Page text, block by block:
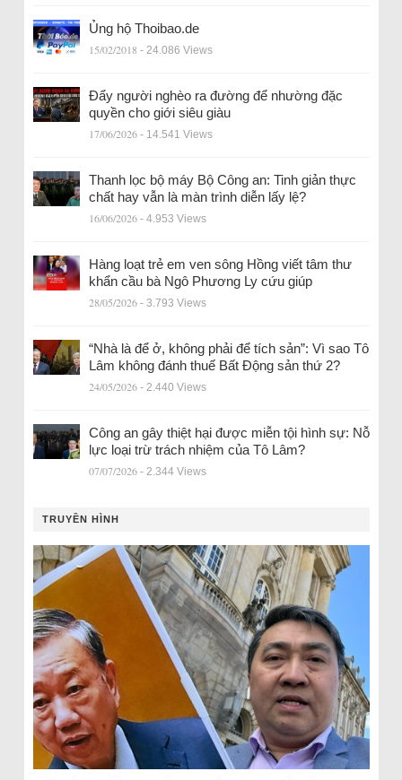
Ủng hộ Thoibao.de
15/02/2018 - 24.086 Views
Đẩy người nghèo ra đường để nhường đặc
quyền cho giới siêu giàu
17/06/2026 - 14.541 Views
Thanh lọc bộ máy Bộ Công an: Tinh giản thực
chất hay vẫn là màn trình diễn lấy lệ?
16/06/2026 - 4.953 Views
Hàng loạt trẻ em ven sông Hồng viết tâm thư
khẩn cầu bà Ngô Phương Ly cứu giúp
28/05/2026 - 3.793 Views
“Nhà là để ở, không phải để tích sản”: Vì sao Tô
Lâm không đánh thuế Bất Động sản thứ 2?
24/05/2026 - 2.440 Views
Công an gây thiệt hại được miễn tội hình sự: Nỗ
lực loại trừ trách nhiệm của Tô Lâm?
07/07/2026 - 2.344 Views
TRUYỀN HÌNH